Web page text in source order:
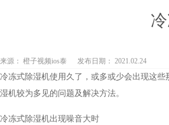
来源： 橙子视频ios泰 发布日期： 2021.02.24
冷冻式除湿机使用久了，或多或少会出现这
湿机较为多见的问题及解决方法。
冷冻式除湿机出现噪音大时